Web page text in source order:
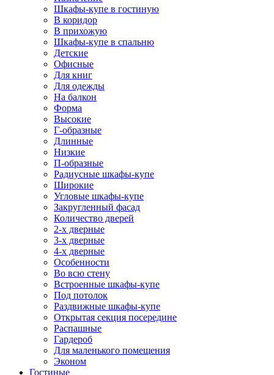
Шкафы-купе в гостиную
В коридор
В прихожую
Шкафы-купе в спальню
Детские
Офисные
Для книг
Для одежды
На балкон
Форма
Высокие
Г-образные
Длинные
Низкие
П-образные
Радиусные шкафы-купе
Широкие
Угловые шкафы-купе
Закругленный фасад
Количество дверей
2-х дверные
3-х дверные
4-х дверные
Особенности
Во всю стену
Встроенные шкафы-купе
Под потолок
Раздвижные шкафы-купе
Открытая секция посередине
Распашные
Гардероб
Для маленького помещения
Эконом
Гостиные